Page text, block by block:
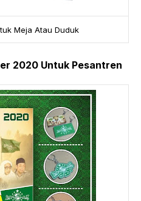
Meja Atau Duduk
2020 Untuk Pesantren